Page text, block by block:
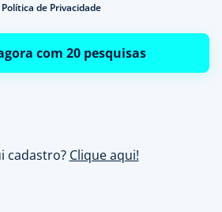
Política de Privacidade
com 20 pesquisas
cadastro? Clique aqui!